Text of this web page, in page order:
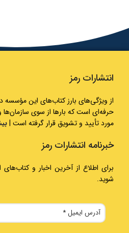
انتشارات رمز
از ویژگی‌های بارز کتاب‌های این مؤسسه
حرفه‌ای است که بارها از سوی
مورد تأیید و تشویق قرار گرفته است |
خبرنامه انتشارات رمز
برای اطلاع از آخرین اخبار و
شوید.